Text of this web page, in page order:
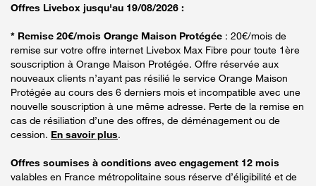
Offres Livebox jusqu'au 19/08/2026 :
* Remise 20€/mois Orange Maison Protégée : 20€/mois de
remise sur votre offre internet Livebox Max Fibre pour toute 1ère
souscription à Orange Maison Protégée. Offre réservée aux
nouveaux clients n’ayant pas résilié le service Orange Maison
Protégée au cours des 6 derniers mois et incompatible avec une
nouvelle souscription à une même adresse. Perte de la remise en
cas de résiliation d’une des offres, de déménagement ou de
cession. En savoir plus.
Offres soumises à conditions avec engagement 12 mois
valables en France métropolitaine sous réserve d’éligibilité et de